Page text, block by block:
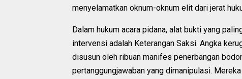
menyelamatkan oknum-oknum elit dari jerat
Dalam hukum acara pidana, alat bukti yang
intervensi adalah Keterangan Saksi. Angka
disusun oleh ribuan manifes penerbangan
pertanggungjawaban yang dimanipulasi.